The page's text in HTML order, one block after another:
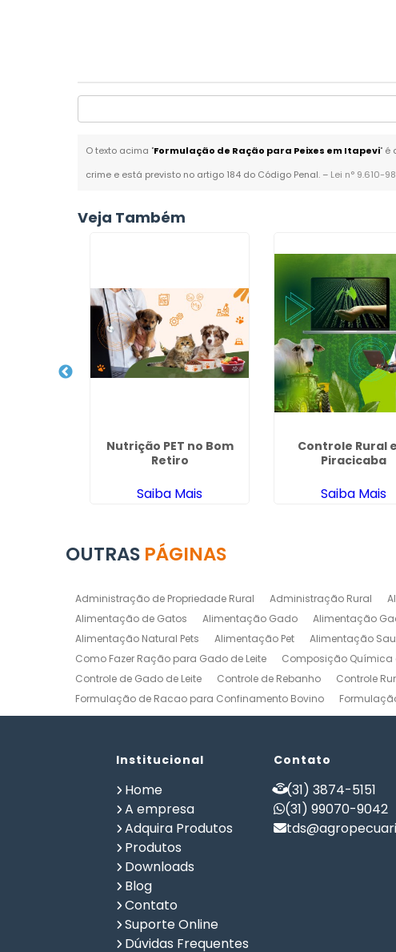
O texto acima "Formulação de Ração para Peixes em Itapevi" é
crime e está previsto no artigo 184 do Código Penal. – Lei n° 9.610-
Veja Também
Nutrição PET no Bom
Retiro
Saiba Mais
Controle Rural
Piracicaba
Saiba Mais
OUTRAS PÁGINAS
Administração de Propriedade Rural Administração Rural
Alimentação de Gatos
Alimentação Gado Alimentação
Alimentação Natural Pets
Alimentação Pet Alimentação
Como Fazer Ração para Gado de Leite
Composição Química
Controle de Gado de Leite
Controle de Rebanho Controle
Formulação de Racao para Confinamento Bovino
Formulação de Ração de Postura para Galinhas
Formulação
Formulação de Ração para Frango de Corte
Formulação de
Gerenciamento de Fazendas
Gerenciamento Rural Gestão
Planilha Formulação de Ração Vacas Leiteiras
Programa de
Software de Gestão de Propriedade Rural
Software de Ração
Software para Agricultura
Institucional
Home
A empresa
Adquira Produtos
Produtos
Downloads
Blog
Contato
Suporte Online
Dúvidas Frequentes
Contato
(31) 3874-5151
(31) 99070-9042